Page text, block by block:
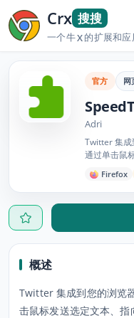
Crx 搜搜
一个牛X的扩展和
官方 网
Adri
Twitter 集成
通过单击鼠
像或我们正
Firefox
概述
Twitter 集成到您的浏览
击鼠标发送选定文本、